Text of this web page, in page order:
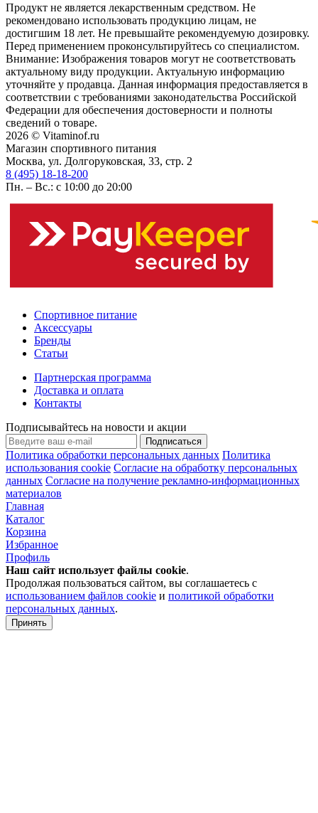
Продукт не является лекарственным средством. Не
рекомендовано использовать продукцию лицам, не
достигшим 18 лет. Не превышайте рекомендуемую дозировку.
Перед применением проконсультируйтесь со специалистом.
Внимание: Изображения товаров могут не соответствовать
актуальному виду продукции. Актуальную информацию
уточняйте у продавца. Данная информация предоставляется в
соответствии с требованиями законодательства Российской
Федерации для обеспечения достоверности и полноты
сведений о товаре.
2026 © Vitaminof.ru
Магазин спортивного питания
Москва, ул. Долгоруковская, 33, стр. 2
8 (495) 18-18-200
Пн. – Вс.: с 10:00 до 20:00
Спортивное питание
Аксессуары
Бренды
Статьи
Партнерская программа
Доставка и оплата
Контакты
Подписывайтесь на новости и акции
Подписаться
Политика обработки персональных данных Политика
использования cookie Согласие на обработку персональных
данных Согласие на получение рекламно-информационных
материалов
Главная
Каталог
Корзина
Избранное
Профиль
Наш сайт использует файлы cookie.
Продолжая пользоваться сайтом, вы соглашаетесь с
использованием файлов cookie и политикой обработки
персональных данных.
Принять